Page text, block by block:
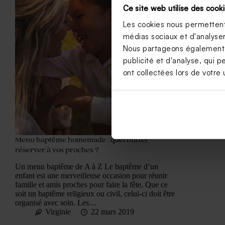
Ce site web utilise des
Les cookies nous
médias sociaux et
Nous partageons
publicité et d'analyse, qui
ont collectées lors de votre
Menu baptême homemade : quel buffet
réserver à vos proches ?
Un menu baptême de A à Z Le baptême d’un
enfant est une merveilleuse occasion pour réunir
famille et amis proches pour faire la fête. Que ce
soit un baptême religieux ou civil, celui-ci doit être
organisé avec soin. Les…
Virginie
22 mars 2019